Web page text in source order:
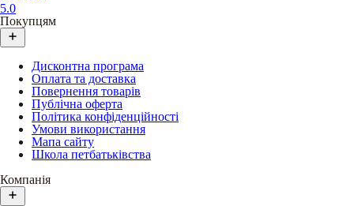
5.0
Покупцям
Дисконтна програма
Оплата та доставка
Повернення товарів
Публічна оферта
Політика конфіденційності
Умови використання
Мапа сайту
Школа петбатьківства
Компанія